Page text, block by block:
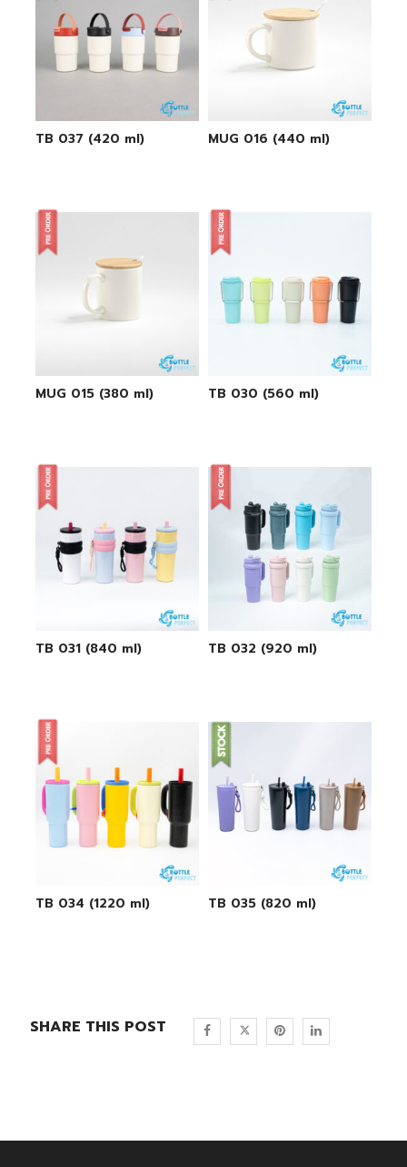
TB 037 (420 ml) MUG 016 (440 ml)
MUG 015 (380 ml) TB 030 (560 ml)
TB 031 (840 ml) TB 032 (920 ml)
TB 034 (1220 ml) TB 035 (820 ml)
SHARE THIS POST